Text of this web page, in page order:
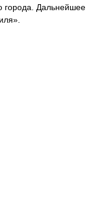
города. Дальнейшее